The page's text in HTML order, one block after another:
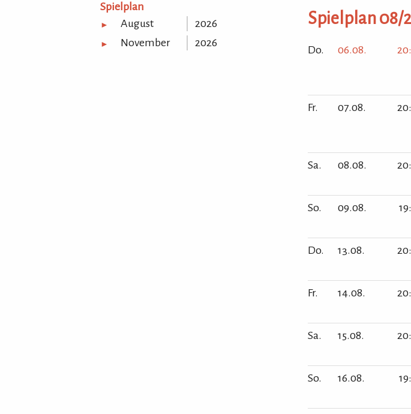
Spielplan
► August 2026
► November 2026
Spielplan 08/
Do. 06.08.
Fr. 07.08.
Sa. 08.08.
So. 09.08.
Do. 13.08.
Fr. 14.08.
Sa. 15.08.
So. 16.08.